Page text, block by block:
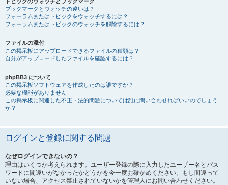
ブックマークとウォッチの違いは？
フォーラムまたはトピックをウォッチするには？
フォーラムまたはトピックのウォッチを解除するには？
ファイルの添付
この掲示板にアップロードできるファイルの種類は？
自分がアップロードしたファイルを確認するには？
phpBB3 について
この掲示板ソフトウェアを作成したのは誰ですか？
必要な機能がありません
この掲示板に関連した不正・法的問題については誰に問い合わせればいいのでしょう
か？
ログインと登録に関する問題
なぜログインできないの？
理由はいくつか考えられます。ユーザー登録の際に入力したユーザー名とパス
ワードに間違いがなかったかどうかを今一度お確かめください。もし間違って
いない場合、アクセス禁止されていないかを管理人にお問い合わせください。